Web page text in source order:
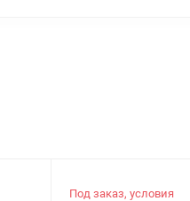
Под заказ, условия